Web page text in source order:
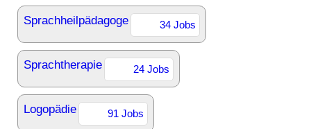
Sprachheilpädagoge 34 Jobs
Sprachtherapie 24 Jobs
Logopädie 91 Jobs